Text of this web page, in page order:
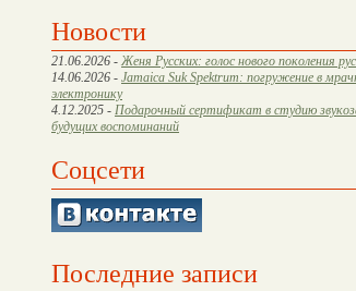
Новости
21.06.2026 - Женя Русских: голос нового поколения
14.06.2026 - Jamaica Suk Spektrum: погружение в
электронику
4.12.2025 - Подарочный сертификат в студию
будущих воспоминаний
Соцсети
Последние записи